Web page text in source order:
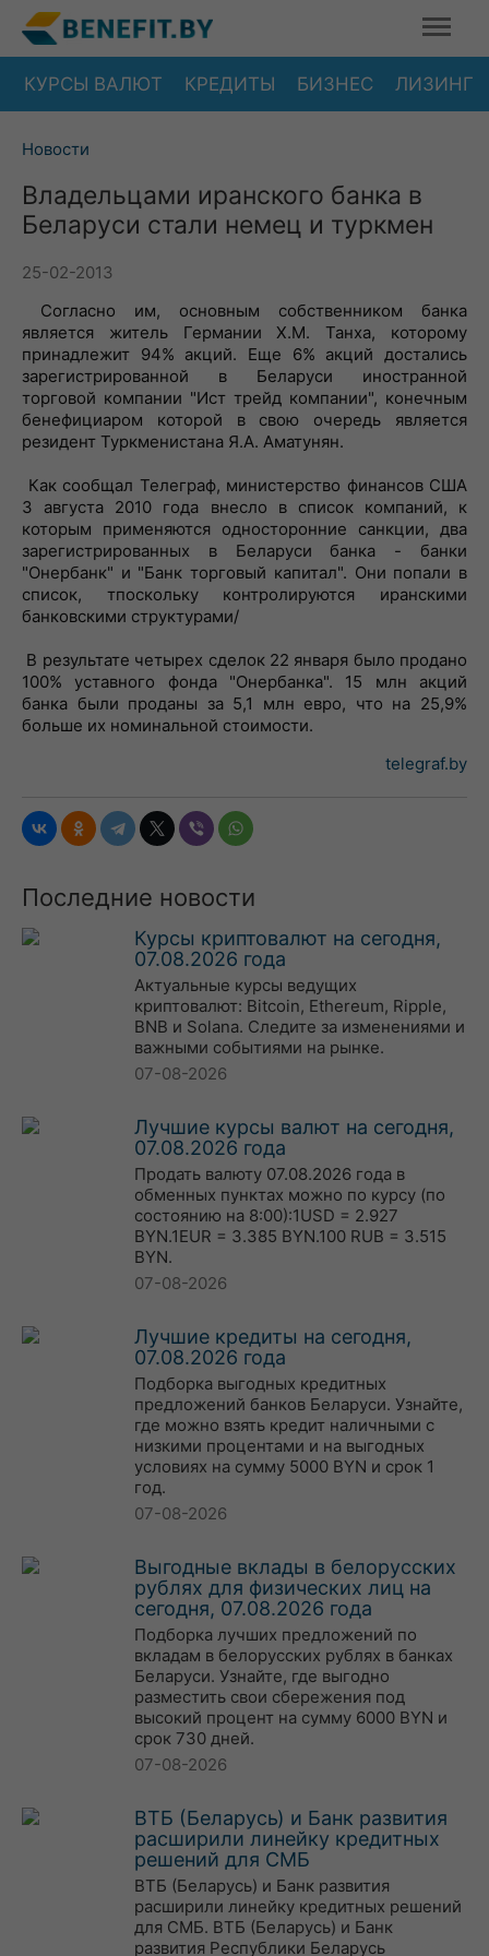
КУРСЫ ВАЛЮТ КРЕДИТЫ БИЗНЕС ЛИЗИНГ
Новости
Владельцами иранского банка в
Беларуси стали немец и туркмен
25-02-2013
Согласно им, основным собственником банка
является житель Германии Х.М. Танха, которому
принадлежит 94% акций. Еще 6% акций достались
зарегистрированной в Беларуси иностранной
торговой компании "Ист трейд компании", конечным
бенефициаром которой в свою очередь является
резидент Туркменистана Я.А. Аматунян.
Как сообщал Телеграф, министерство финансов США
3 августа 2010 года внесло в список компаний, к
которым применяются односторонние санкции, два
зарегистрированных в Беларуси банка - банки
"Онербанк" и "Банк торговый капитал". Они попали в
список, тпоскольку контролируются иранскими
банковскими структурами/
В результате четырех сделок 22 января было продано
100% уставного фонда "Онербанка". 15 млн акций
банка были проданы за 5,1 млн евро, что на 25,9%
больше их номинальной стоимости.
telegraf.by
Последние новости
Курсы криптовалют на сегодня,
07.08.2026 года
Актуальные курсы ведущих
криптовалют: Bitcoin, Ethereum, Ripple,
BNB и Solana. Следите за изменениями и
важными событиями на рынке.
07-08-2026
Лучшие курсы валют на сегодня,
07.08.2026 года
Продать валюту 07.08.2026 года в
обменных пунктах можно по курсу (по
состоянию на 8:00):1USD = 2.927
BYN.1EUR = 3.385 BYN.100 RUB = 3.515
BYN.
07-08-2026
Лучшие кредиты на сегодня,
07.08.2026 года
Подборка выгодных кредитных
предложений банков Беларуси. Узнайте,
где можно взять кредит наличными с
низкими процентами и на выгодных
условиях на сумму 5000 BYN и срок 1
год.
07-08-2026
Выгодные вклады в белорусских
рублях для физических лиц на
сегодня, 07.08.2026 года
Подборка лучших предложений по
вкладам в белорусских рублях в банках
Беларуси. Узнайте, где выгодно
разместить свои сбережения под
высокий процент на сумму 6000 BYN и
срок 730 дней.
07-08-2026
ВТБ (Беларусь) и Банк развития
расширили линейку кредитных
решений для СМБ
ВТБ (Беларусь) и Банк развития
расширили линейку кредитных решений
для СМБ. ВТБ (Беларусь) и Банк
развития Республики Беларусь